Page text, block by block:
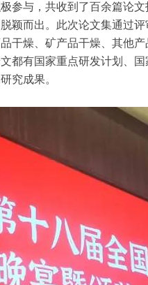
参与，共收到了百余篇论
颖而出。此次论文集通过
干燥、矿产品干燥、其他
都有国家重点研发计划、
究成果。